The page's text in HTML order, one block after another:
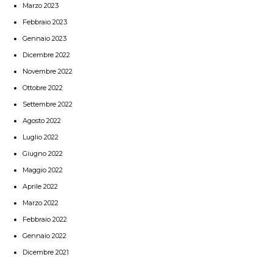
Marzo 2023
Febbraio 2023
Gennaio 2023
Dicembre 2022
Novembre 2022
Ottobre 2022
Settembre 2022
Agosto 2022
Luglio 2022
Giugno 2022
Maggio 2022
Aprile 2022
Marzo 2022
Febbraio 2022
Gennaio 2022
Dicembre 2021